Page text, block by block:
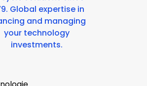
Global expertise in
and managing
your technology
investments.